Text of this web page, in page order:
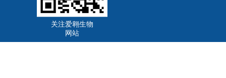
关注爱翱生物
网站